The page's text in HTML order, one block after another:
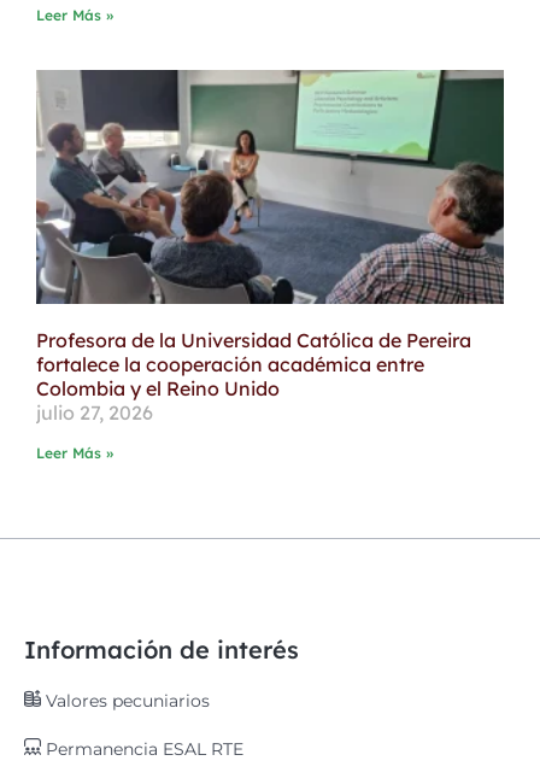
Leer Más »
Profesora de la Universidad Católica de Pereira
fortalece la cooperación académica entre
Colombia y el Reino Unido
julio 27, 2026
Leer Más »
Información de interés
Valores pecuniarios
Permanencia ESAL RTE